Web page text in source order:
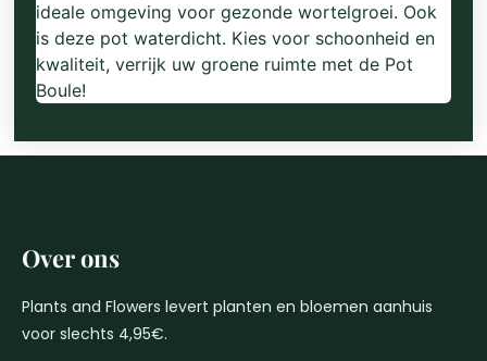
ideale omgeving voor gezonde wortelgroei. Ook
is deze pot waterdicht. Kies voor schoonheid en
kwaliteit, verrijk uw groene ruimte met de Pot
Boule!
Over ons
Plants and Flowers levert planten en bloemen aanhuis
voor slechts 4,95€.